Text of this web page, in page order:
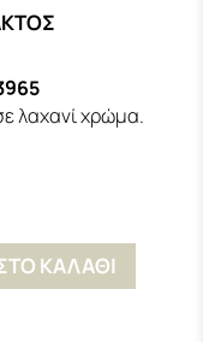
λαχανί χρώμα.
ΚΑΛΑΘΙ